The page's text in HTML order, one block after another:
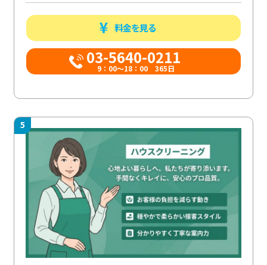
料金を見る
03-5640-0211
9：00～18：00 365日
5